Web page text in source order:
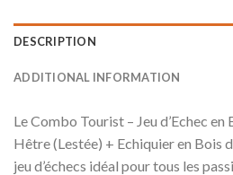
DESCRIPTION
ADDITIONAL INFORMATION
Le Combo Tourist – Jeu d’Echec
Hêtre (Lestée) + Echiquier en Bois
jeu d’échecs idéal pour tous les